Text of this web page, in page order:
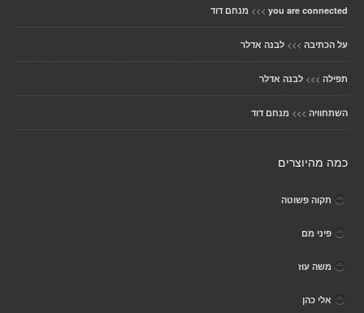
you are connected
>>> מנחם דוד
על הכתיבה >>> לבנה אדלר
תפילה >>> לבנה אדלר
השתחוויה >>> מנחם דוד
כמה מהיוצרים
תקוה פשוטה
פיני מם
משה עוז
אלי כהן